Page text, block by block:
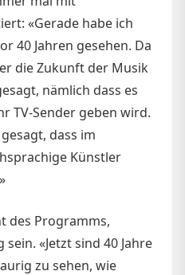
«Gerade habe ich
40 Jahren gesehen. Da
die Zukunft der Musik
nämlich dass es
TV-Sender geben wird.
dass im
Künstler
des Programms,
«Jetzt sind 40 Jahre
zu sehen, wie